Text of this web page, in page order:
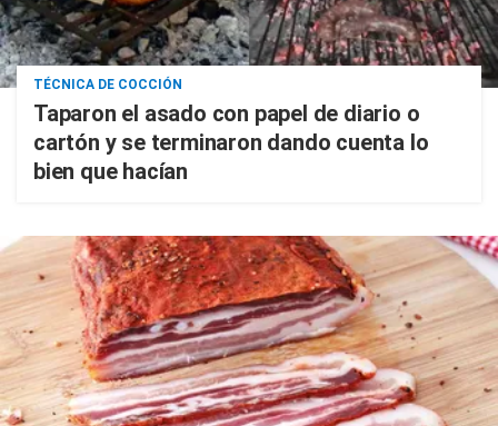
TÉCNICA DE COCCIÓN
Taparon el asado con papel de diario o
cartón y se terminaron dando cuenta lo
bien que hacían